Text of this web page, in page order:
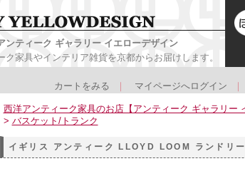
ンティーク ギャラリー イエローデザイン
家具やインテリア雑貨を京都からお届けします。
カートをみる マイページへログイン
西洋アンティーク家具のお店【アンティーク ギャラリー
> バスケット/トランク
イギリス アンティーク LLOYD LOOM ランドリ